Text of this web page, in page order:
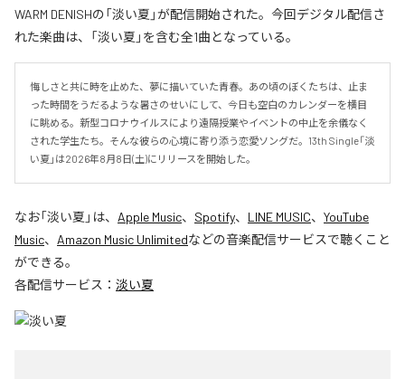
WARM DENISHの「淡い夏」が配信開始された。今回デジタル配信さ
れた楽曲は、「淡い夏」を含む全1曲となっている。
悔しさと共に時を止めた、夢に描いていた青春。あの頃のぼくたちは、止ま
った時間をうだるような暑さのせいにして、今日も空白のカレンダーを横目
に眺める。新型コロナウイルスにより遠隔授業やイベントの中止を余儀なく
された学生たち。そんな彼らの心境に寄り添う恋愛ソングだ。13th Single「淡
い夏」は2026年8月8日(土)にリリースを開始した。
なお「淡い夏 」は、 Apple Music、 Spotify、 LINE MUSIC、 YouTube
Music、 Amazon Music Unlimitedなどの音楽配信サービスで聴くこと
ができる。
各配信サービス： 淡い夏